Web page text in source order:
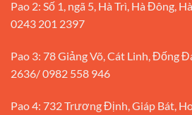
Pao 2: Số 1, ngã 5, Hà Trì, Hà Đông,
0243 201 2397
Pao 3: 78 Giảng Võ, Cát Linh, Đống
2636/ 0982 558 946
Pao 4: 732 Trương Định, Giáp Bát,